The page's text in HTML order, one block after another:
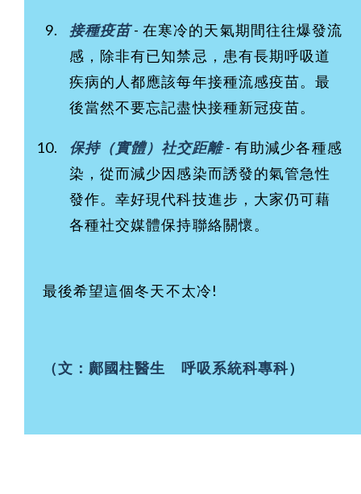
接種疫苗- 在寒冷的天氣期間往往爆發流
感，除非有已知禁忌，患有長期呼吸道
疾病的人都應該每年接種流感疫苗。最
後當然不要忘記盡快接種新冠疫苗。
保持（實體）社交距離- 有助減少各種感
染，從而減少因感染而誘發的氣管急性
發作。幸好現代科技進步，大家仍可藉
各種社交媒體保持聯絡關懷。
最後希望這個冬天不太冷!
（文：鄺國柱醫生 呼吸系統科專科）